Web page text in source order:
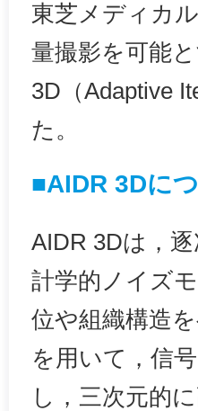
東芝メディカ
量撮影を可能
3D（Adaptive
た。
■AIDR 3Dに
AIDR 3Dは，
計学的ノイズ
位や組織構造
を用いて，信
し，三次元的